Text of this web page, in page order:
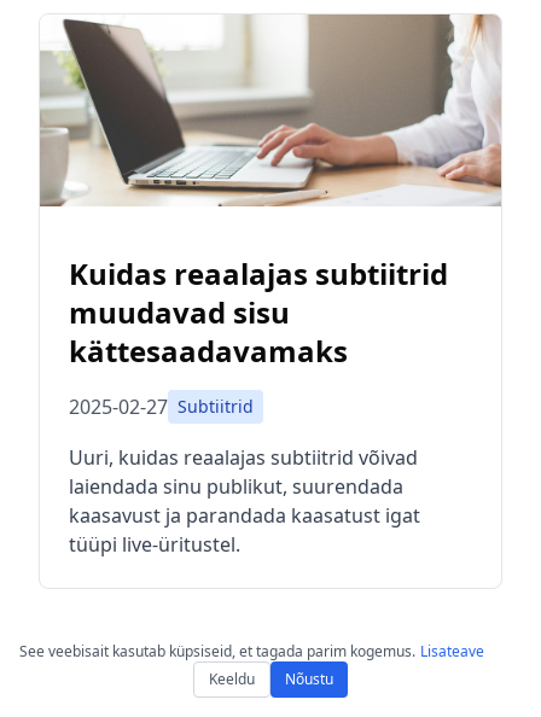
Kuidas reaalajas subtiitrid
muudavad sisu
kättesaadavamaks
2025-02-27 Subtiitrid
Uuri, kuidas reaalajas subtiitrid võivad
laiendada sinu publikut, suurendada
kaasavust ja parandada kaasatust igat
tüüpi live-üritustel.
See veebisait kasutab küpsiseid, et tagada parim kogemus. Lisateave
Keeldu
Nõustu